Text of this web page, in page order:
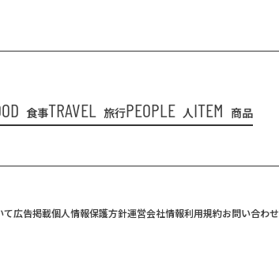
食事TRAVEL 旅行PEOPLE 人ITEM 商品
て広告掲載個人情報保護方針運営会社情報利用規約お問い合わせ